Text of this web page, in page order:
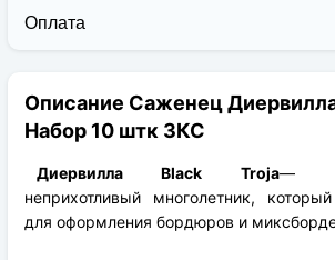
курьерскими службами:
транспортировки вплоть до 14 дней (с
хранения на складе).
Оплата
На карту приват банка перед
По выставленному счёту
юридического лица);
Описание Саженец
Набор 10 штк ЗКС
Диервилла Black Troja—
неприхотливый многолетник,
для оформления бордюров и